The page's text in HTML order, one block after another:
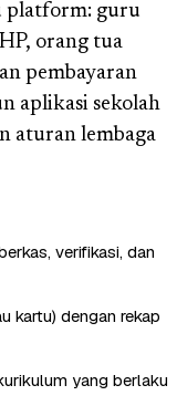
platform: guru
orang tua
pembayaran
aplikasi sekolah
aturan lembaga
verifikasi, dan
kartu) dengan rekap
yang berlaku